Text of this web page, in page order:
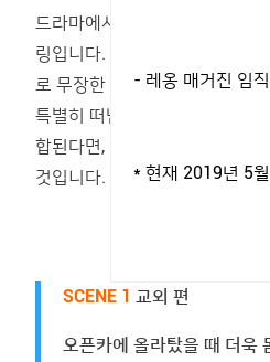
- 레옹 매거진 임
* 현재 2019년 5
드라마에서 주인공을 구별하는
링입니다. 무채색의 엑스트라들
로 무장한 등장인물은 단연 돋보
특별히 떠난 드라이브와 상황에
합된다면, 당신이 연출하는 드라
것입니다.
SCENE 1 교외 편
오픈카에 올라탔을 때 더욱